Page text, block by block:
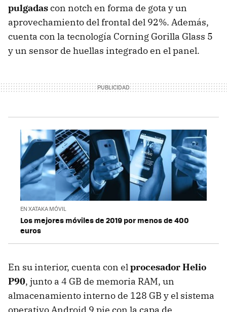
pulgadascon notch en forma de gota y un
aprovechamiento del frontal del 92%. Además,
cuenta con la tecnología Corning Gorilla Glass 5
y un sensor de huellas integrado en el panel.
EN XATAKA MÓVIL
Los mejores móviles de 2019 por menos de 400
euros
En su interior, cuenta con elprocesador Helio
P90, junto a 4 GB de memoria RAM, un
almacenamiento interno de 128 GB y el sistema